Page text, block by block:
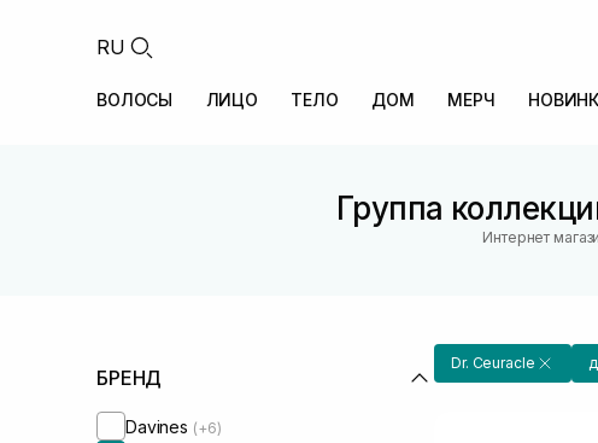
RU
ВОЛОСЫ ЛИЦО ТЕЛО ДОМ МЕРЧ
Группа
Интернет
БРЕНД
Davines (+6)
Dr. Ceuracle